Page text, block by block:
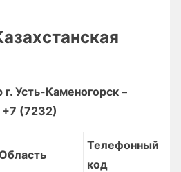
Усть-Каменогорск –
(7232)
Телефонный
код